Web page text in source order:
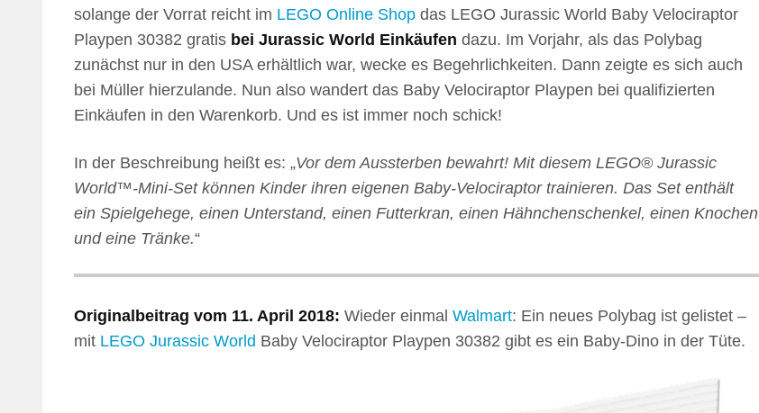
solange der Vorrat reicht im LEGO Online Shop das LEGO Jurassic World Baby Velociraptor
Playpen 30382 gratis bei Jurassic World Einkäufen dazu. Im Vorjahr, als das Polybag
zunächst nur in den USA erhältlich war, wecke es Begehrlichkeiten. Dann zeigte es sich auch
bei Müller hierzulande. Nun also wandert das Baby Velociraptor Playpen bei qualifizierten
Einkäufen in den Warenkorb. Und es ist immer noch schick!
In der Beschreibung heißt es: „Vor dem Aussterben bewahrt! Mit diesem LEGO® Jurassic
World™-Mini-Set können Kinder ihren eigenen Baby-Velociraptor trainieren. Das Set enthält
ein Spielgehege, einen Unterstand, einen Futterkran, einen Hähnchenschenkel, einen Knochen
und eine Tränke.“
Originalbeitrag vom 11. April 2018: Wieder einmal Walmart: Ein neues Polybag ist gelistet –
mit LEGO Jurassic World Baby Velociraptor Playpen 30382 gibt es ein Baby-Dino in der Tüte.